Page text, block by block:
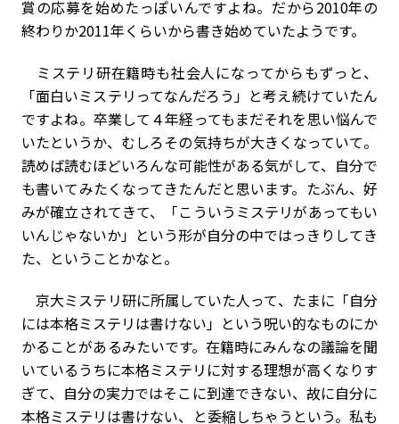
賞の応募を始めたっぽいんですよね。だから2010年の
終わりか2011年くらいから書き始めていたようです。
ミステリ研在籍時も社会人になってからもずっと、
「面白いミステリってなんだろう」と考え続けていたん
ですよね。卒業して４年経ってもまだそれを思い悩んで
いたというか、むしろその気持ちが大きくなっていて。
読めば読むほどいろんな可能性がある気がして、自分で
も書いてみたくなってきたんだと思います。たぶん、好
みが確立されてきて、「こういうミステリがあってもい
いんじゃないか」という形が自分の中ではっきりしてき
た、ということかなと。
京大ミステリ研に所属していた人って、たまに「自分
には本格ミステリは書けない」という呪い的なものにか
かることがあるみたいです。在籍時にみんなの議論を聞
いているうちに本格ミステリに対する理想が高くなりす
ぎて、自分の実力ではそこに到達できない、故に自分に
本格ミステリは書けない、と委縮しちゃうという。私も